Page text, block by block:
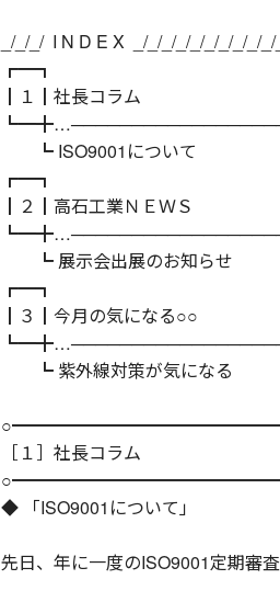
_/_/_/ I N D E X _/_/_/_/_/_/_/_/_/
┏━┓
┃１┃社長コラム
┗ ISO9001について
┏━┓
┃２┃高石工業ＮＥＷＳ
┗ 展示会出展のお知らせ
┏━┓
┃３┃今月の気になる○○
┗ 紫外線対策が気になる
［１］社長コラム
◆ 「ISO9001について」
先日、年に一度のISO9001定期審